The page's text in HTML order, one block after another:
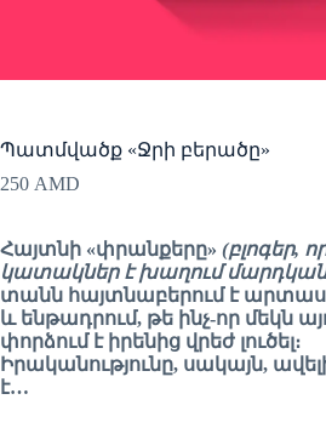
Պատմվածք «Ջրի բերածը»
250 AMD
Հայտնի «փրանքերը» (բլոգեր,
կատակներ է խաղում
տանն հայտնաբերում է
և ենթադրում, թե ինչ-որ մեկն
փորձում է իրենից վրեժ լուծել։
Իրականությունը, սակայն,
է…